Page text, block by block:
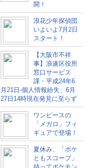
開！
浪花少年探偵団
いよいよ7月2日
スタート！
【大阪市不祥
事】浪速区役所
窓口サービス
課・平成24年6
月21日-個人情報紛失、6月
27日14時現在発見に至らず
ワンピースの
「メガロ」フィ
ギュアで登場！
夏休み、「ポケ
ともスコープ」